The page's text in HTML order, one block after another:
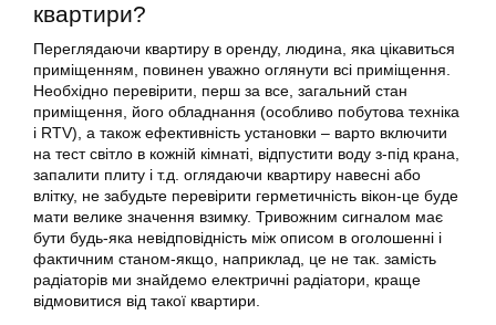
квартири?
Переглядаючи квартиру в оренду, людина, яка цікавиться
приміщенням, повинен уважно оглянути всі приміщення.
Необхідно перевірити, перш за все, загальний стан
приміщення, його обладнання (особливо побутова техніка
і RTV), а також ефективність установки – варто включити
на тест світло в кожній кімнаті, відпустити воду з-під крана,
запалити плиту і т.д. оглядаючи квартиру навесні або
влітку, не забудьте перевірити герметичність вікон-це буде
мати велике значення взимку. Тривожним сигналом має
бути будь-яка невідповідність між описом в оголошенні і
фактичним станом-якщо, наприклад, це не так. замість
радіаторів ми знайдемо електричні радіатори, краще
відмовитися від такої квартири.